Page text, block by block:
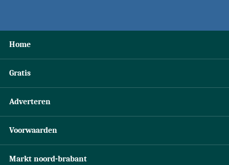
Home
Gratis
Adverteren
Voorwaarden
Markt noord-brabant